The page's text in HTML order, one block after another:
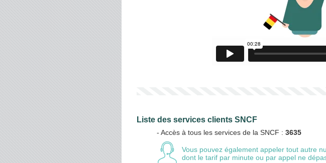
Liste des services clients SNCF
- Accès à tous les services de la SNCF : 3635
Vous pouvez également appeler tout autre
dont le tarif par minute ou par appel ne